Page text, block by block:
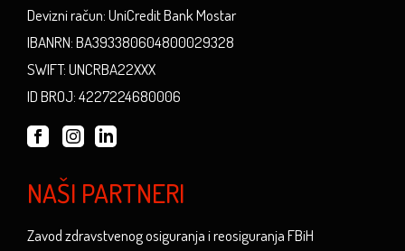
Devizni račun: UniCredit Bank Mostar
IBANRN: BA393380604800029328
SWIFT: UNCRBA22XXX
ID BROJ: 4227224680006
NAŠI PARTNERI
Zavod zdravstvenog osiguranja i reosiguranja FBiH